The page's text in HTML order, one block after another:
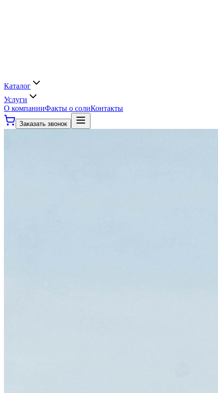
Каталог
Услуги
О компанииФакты о солиКонтакты
Заказать звонок